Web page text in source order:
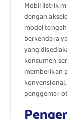
Mobil listrik
dengan
model
berkendara
yang
konsumen
memberikan
penggemar